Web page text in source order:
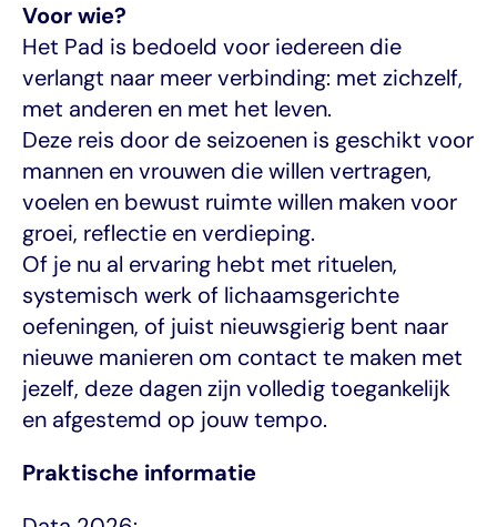
Voor wie?
Het Pad is bedoeld voor iedereen die
verlangt naar meer verbinding: met zichzelf,
met anderen en met het leven.
Deze reis door de seizoenen is geschikt voor
mannen en vrouwen die willen vertragen,
voelen en bewust ruimte willen maken voor
groei, reflectie en verdieping.
Of je nu al ervaring hebt met rituelen,
systemisch werk of lichaamsgerichte
oefeningen, of juist nieuwsgierig bent naar
nieuwe manieren om contact te maken met
jezelf, deze dagen zijn volledig toegankelijk
en afgestemd op jouw tempo.
Praktische informatie